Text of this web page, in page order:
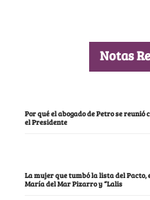
Notas
Por qué el abogado de Petro se
el Presidente
La mujer que tumbó la lista del
María del Mar Pizarro y “Lalis